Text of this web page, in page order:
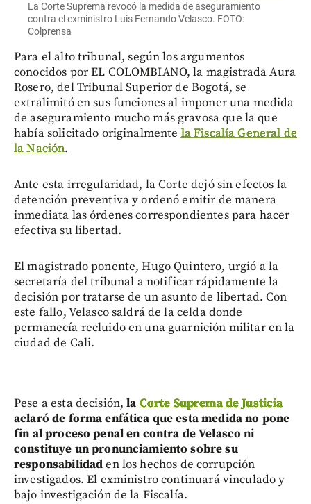
La Corte Suprema revocó la medida de aseguramiento
contra el exministro Luis Fernando Velasco. FOTO:
Colprensa
Para el alto tribunal, según los argumentos
conocidos por EL COLOMBIANO, la magistrada Aura
Rosero, del Tribunal Superior de Bogotá, se
extralimitó en sus funciones al imponer una medida
de aseguramiento mucho más gravosa que la que
había solicitado originalmente la Fiscalía General de
la Nación.
Ante esta irregularidad, la Corte dejó sin efectos la
detención preventiva y ordenó emitir de manera
inmediata las órdenes correspondientes para hacer
efectiva su libertad.
El magistrado ponente, Hugo Quintero, urgió a la
secretaría del tribunal a notificar rápidamente la
decisión por tratarse de un asunto de libertad. Con
este fallo, Velasco saldrá de la celda donde
permanecía recluido en una guarnición militar en la
ciudad de Cali.
Pese a esta decisión,la Corte Suprema de Justicia
aclaró de forma enfática que esta medida no pone
fin al proceso penal en contra de Velasco ni
constituye un pronunciamiento sobre su
responsabilidaden los hechos de corrupción
investigados. El exministro continuará vinculado y
bajo investigación de la Fiscalía.